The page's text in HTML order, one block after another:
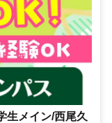
生メイン/西尾久